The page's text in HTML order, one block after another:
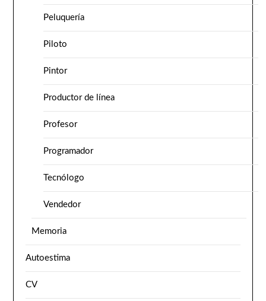
Peluquería
Piloto
Pintor
Productor de línea
Profesor
Programador
Tecnólogo
Vendedor
Memoria
Autoestima
CV